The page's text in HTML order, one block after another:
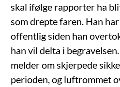
skal ifølge rapporter ha
som drepte faren. Han
offentlig siden han
han vil delta i
melder om skjerpede
perioden, og luftrommet